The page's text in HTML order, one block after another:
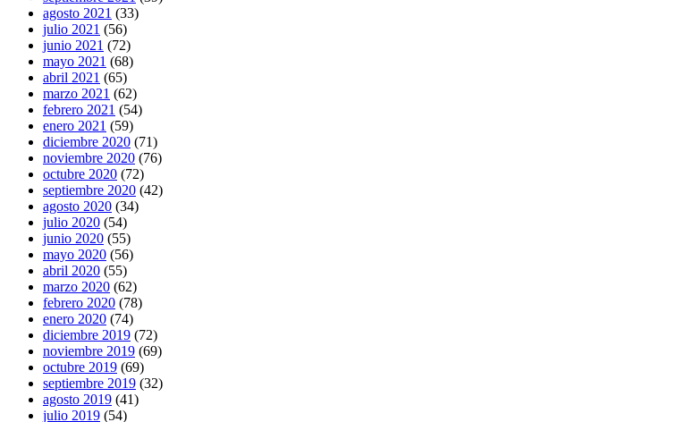
agosto 2021 (33)
julio 2021 (56)
junio 2021 (72)
mayo 2021 (68)
abril 2021 (65)
marzo 2021 (62)
febrero 2021 (54)
enero 2021 (59)
diciembre 2020 (71)
noviembre 2020 (76)
octubre 2020 (72)
septiembre 2020 (42)
agosto 2020 (34)
julio 2020 (54)
junio 2020 (55)
mayo 2020 (56)
abril 2020 (55)
marzo 2020 (62)
febrero 2020 (78)
enero 2020 (74)
diciembre 2019 (72)
noviembre 2019 (69)
octubre 2019 (69)
septiembre 2019 (32)
agosto 2019 (41)
julio 2019 (54)